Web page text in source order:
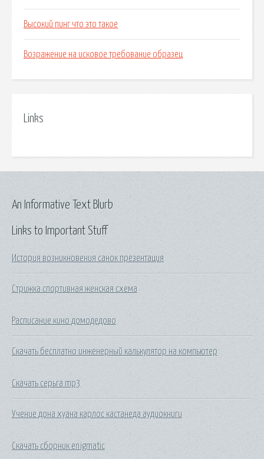
Высокий пинг что это такое
Возражение на исковое требование образец
Links
Links to Important Stuff
История возникновения санок презентация
Стрижка спортивная женская схема
Расписание кино домодедово
Скачать бесплатно инженерный калькулятор на компьютер
Скачать серьга mp3
Учение дона хуана карлос кастанеда аудиокниги
Скачать сборник enigmatic
An Informative Text Blurb